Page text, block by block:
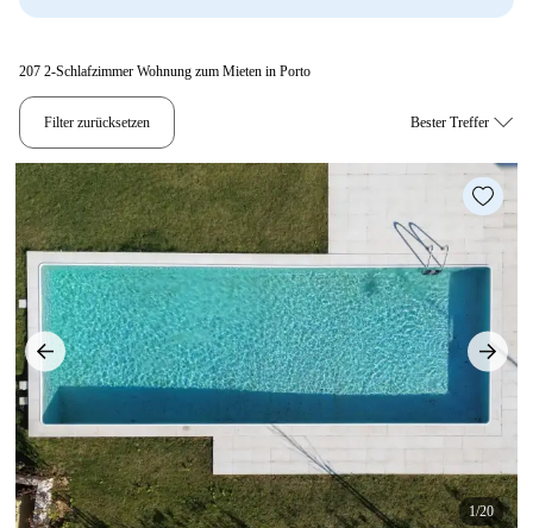
207 2-Schlafzimmer Wohnung zum Mieten in Porto
Filter zurücksetzen
1/20